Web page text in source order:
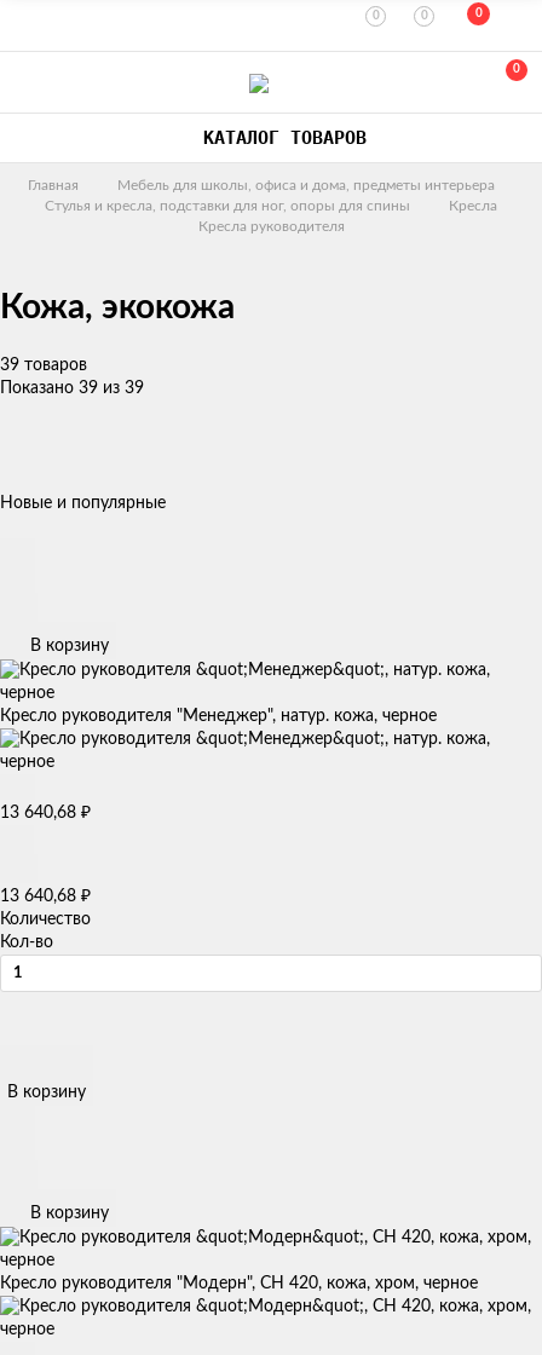
0 0 0
0
КАТАЛОГ ТОВАРОВ
Главная
Мебель для школы, офиса и дома, предметы интерьера
Стулья и кресла, подставки для ног, опоры для спины
Кресла
Кресла руководителя
Кожа, экокожа
39 товаров
Показано 39 из 39
Новые и популярные
В корзину
Кресло руководителя "Менеджер", натур. кожа, черное
13 640,68 ₽
13 640,68 ₽
Количество
Кол-во
В корзину
В корзину
Кресло руководителя "Модерн", СН 420, кожа, хром, черное